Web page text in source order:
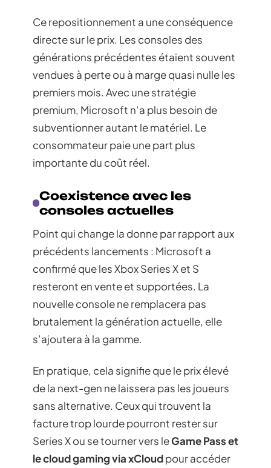
Ce repositionnement a une conséquence
directe sur le prix. Les consoles des
générations précédentes étaient souvent
vendues à perte ou à marge quasi nulle les
premiers mois. Avec une stratégie
premium, Microsoft n’a plus besoin de
subventionner autant le matériel. Le
consommateur paie une part plus
importante du coût réel.
Coexistence avec les
consoles actuelles
Point qui change la donne par rapport aux
précédents lancements : Microsoft a
confirmé que les Xbox Series X et S
resteront en vente et supportées. La
nouvelle console ne remplacera pas
brutalement la génération actuelle, elle
s’ajoutera à la gamme.
En pratique, cela signifie que le prix élevé
de la next-gen ne laissera pas les joueurs
sans alternative. Ceux qui trouvent la
facture trop lourde pourront rester sur
Series X ou se tourner vers leGame Pass et
le cloud gaming via xCloudpour accéder